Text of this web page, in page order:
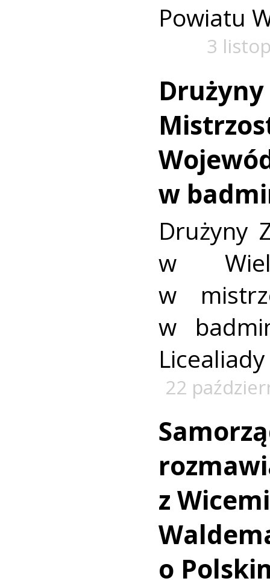
Powiatu
3
Drużyny
w
Drużyny
w
w
w
22
z
o